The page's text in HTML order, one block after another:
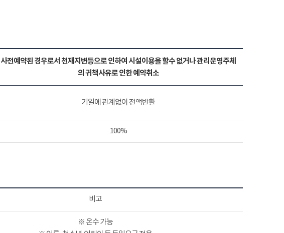
사전예약된 경우로서 천재지변등으로 인하여 시설이용을 할수 없거나 관리운영주체
의 귀책사유로 인한 예약취소
기일에 관계없이 전액반환
100%
비고
※ 온수 가능